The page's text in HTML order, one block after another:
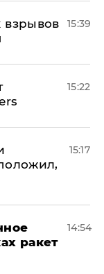
взрывов
15:39
15:22
15:17
ракет
14:54